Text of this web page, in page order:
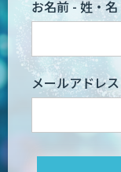
お名前 - 姓・名
メールアドレス